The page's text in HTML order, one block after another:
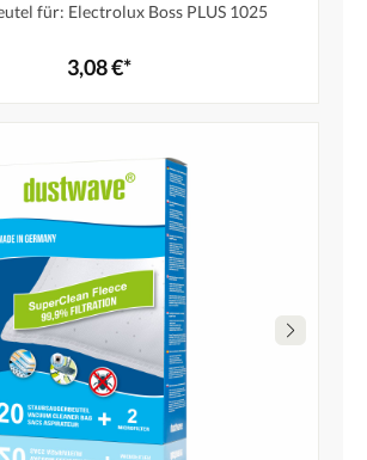
für: Electrolux Boss PLUS 1025
3,08 €*